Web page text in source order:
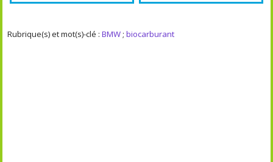
Rubrique(s) et mot(s)-clé :BMW;biocarburant